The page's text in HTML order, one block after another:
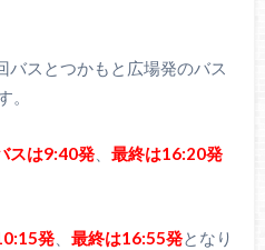
バスとつかもと広場発のバス
。
スは9:40発、 最終は16:20発
発、 最終は16:55発となり